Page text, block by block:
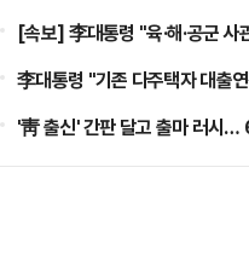
[속보] 李대통령 "육·해·공군
李대통령 "기존 다주택자 대출
'靑 출신' 간판 달고 출마 러시…